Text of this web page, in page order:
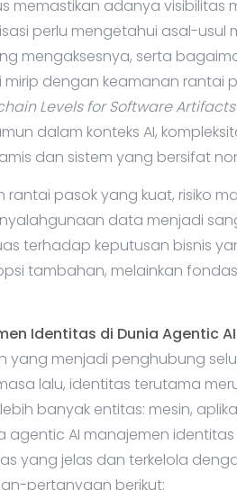
memastikan adanya
perlu mengetahui asal-
mengaksesnya, serta
mirip dengan keamanan rantai
Levels for Software Artifacts
dalam konteks AI,
dan sistem yang bersifat
pasok yang kuat, risiko
data menjadi
terhadap keputusan bisnis
tambahan, melainkan
Identitas di Dunia Agentic AI
yang menjadi penghubung
lalu, identitas terutama
banyak entitas: mesin,
agentic AI manajemen
yang jelas dan terkelola
pertanyaan berikut: